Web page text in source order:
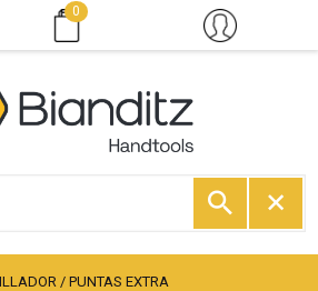
0
/PUNTAS EXTRA